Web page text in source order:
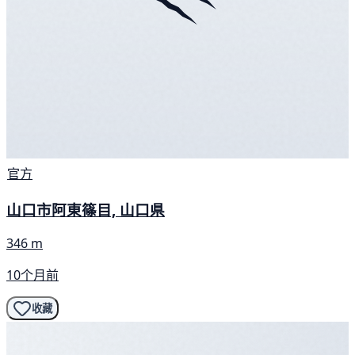
官方
山口市阿東篠目, 山口県
346 m
10个月前
收藏